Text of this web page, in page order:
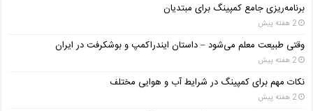
برنامه‌ریزی جامع کمپینگ برای مبتدیان
2 هفته پیش
وقتی طبیعت معلم می‌شود – داستان ایندراکمپ و بوشکرفت در ایران
2 هفته پیش
نکات مهم برای کمپینگ در شرایط آب و هوایی مختلف
2 هفته پیش